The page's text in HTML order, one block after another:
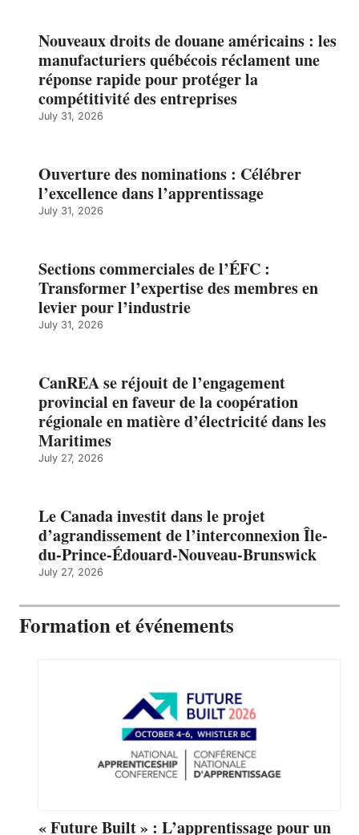
Nouveaux droits de douane américains : les
manufacturiers québécois réclament une
réponse rapide pour protéger la
compétitivité des entreprises
July 31, 2026
Ouverture des nominations : Célébrer
l’excellence dans l’apprentissage
July 31, 2026
Sections commerciales de l’ÉFC :
Transformer l’expertise des membres en
levier pour l’industrie
July 31, 2026
CanREA se réjouit de l’engagement
provincial en faveur de la coopération
régionale en matière d’électricité dans les
Maritimes
July 27, 2026
Le Canada investit dans le projet
d’agrandissement de l’interconnexion Île-
du-Prince-Édouard-Nouveau-Brunswick
July 27, 2026
Formation et événements
« Future Built » : L’apprentissage pour un